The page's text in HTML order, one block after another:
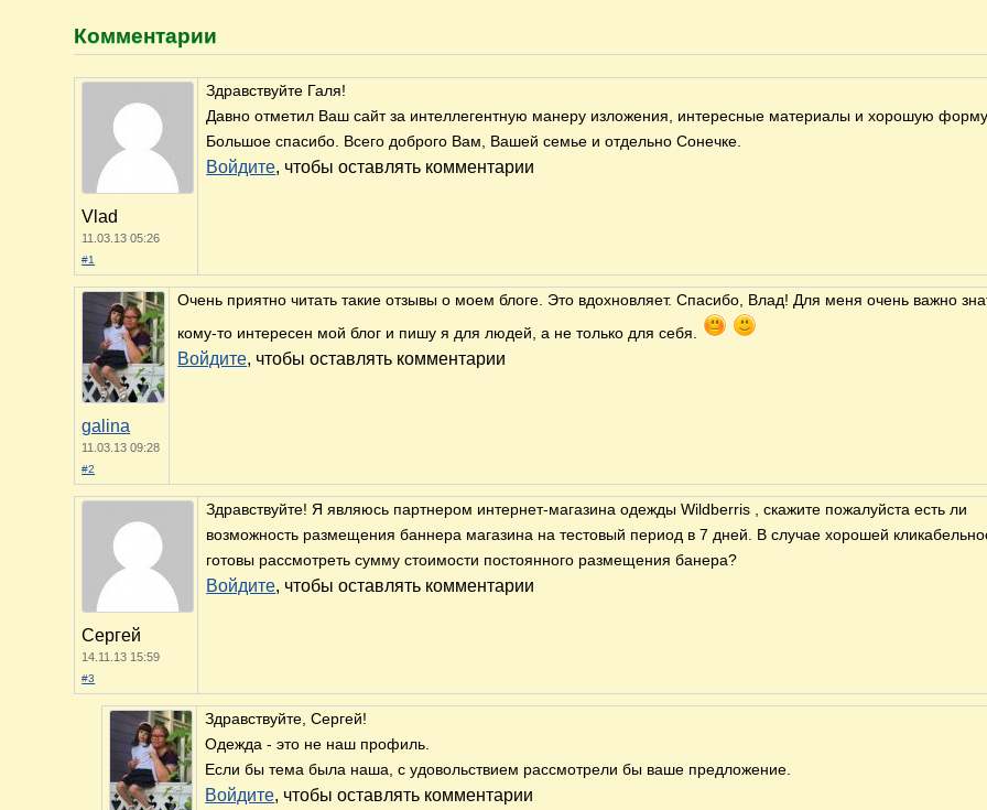
Комментарии
Vlad
11.03.13 05:26
#1
Здравствуйте Галя!
Давно отметил Ваш сайт за интеллегентную манеру изложения, интересные материалы и хорошую
Большое спасибо. Всего доброго Вам, Вашей семье и отдельно Сонечке.
Войдите, чтобы оставлять комментарии
galina
11.03.13 09:28
#2
Очень приятно читать такие отзывы о моем блоге. Это вдохновляет. Спасибо, Влад! Для меня очень важно
кому-то интересен мой блог и пишу я для людей, а не только для себя.
Войдите, чтобы оставлять комментарии
Сергей
14.11.13 15:59
#3
Здравствуйте! Я являюсь партнером интернет-магазина одежды Wildberris , скажите пожалуйста есть ли
возможность размещения баннера магазина на тестовый период в 7 дней. В случае хорошей
готовы рассмотреть сумму стоимости постоянного размещения банера?
Войдите, чтобы оставлять комментарии
Здравствуйте, Сергей!
Одежда - это не наш профиль.
Если бы тема была наша, с удовольствием рассмотрели бы ваше предложение.
Войдите, чтобы оставлять комментарии